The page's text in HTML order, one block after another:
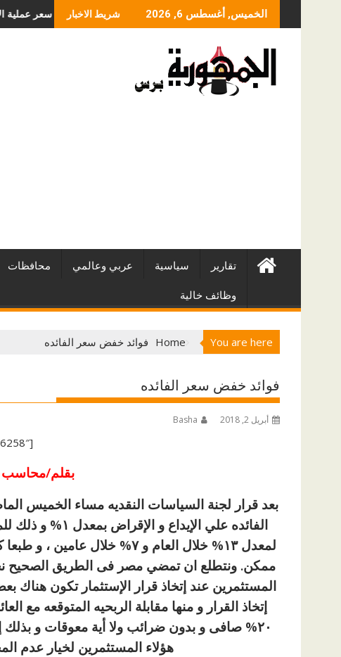
to
الخميس, أغسطس 6, 2026 شريط الاخبار ما
تقارير سياسية عربي وعالمي محافظات
وظائف خالية
You are here
Home فوائد خفض سعر الفائده
فوائد خفض سعر الفائده
أبريل 2, 2018 Basha
[ad id=”66258″]
بقلم/
الفائده علي
المستثمرين عند إتخاذ قرار الإستثمار تكون هناك
إتخاذ القرار و منها مقابلة الربحيه المتوقعه
٢٠% صافى و بدون ضرائب ولا أية معوقات و
هؤلاء المستثمرين لخيار عدم